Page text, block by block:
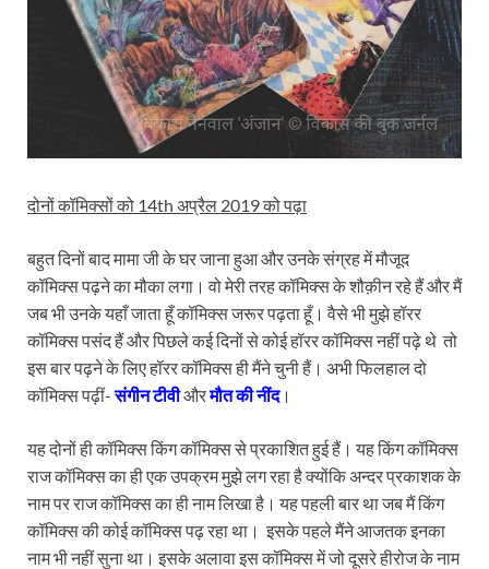
दोनों कॉमिक्सों को 14th अप्रैल 2019 को पढ़ा
बहुत दिनों बाद मामा जी के घर जाना हुआ और उनके संग्रह में मौजूद
कॉमिक्स पढ़ने का मौका लगा। वो मेरी तरह कॉमिक्स के शौक़ीन रहे हैं और मैं
जब भी उनके यहाँ जाता हूँ कॉमिक्स जरूर पढ़ता हूँ। वैसे भी मुझे हॉरर
कॉमिक्स पसंद हैं और पिछले कई दिनों से कोई हॉरर कॉमिक्स नहीं पढ़े थे तो
इस बार पढ़ने के लिए हॉरर कॉमिक्स ही मैंने चुनी हैं। अभी फिलहाल दो
कॉमिक्स पढ़ीं-संगीन टीवीऔरमौत की नींद।
यह दोनों ही कॉमिक्स किंग कॉमिक्स से प्रकाशित हुई हैं। यह किंग कॉमिक्स
राज कॉमिक्स का ही एक उपक्रम मुझे लग रहा है क्योंकि अन्दर प्रकाशक के
नाम पर राज कॉमिक्स का ही नाम लिखा है। यह पहली बार था जब मैं किंग
कॉमिक्स की कोई कॉमिक्स पढ़ रहा था। इसके पहले मैंने आजतक इनका
नाम भी नहीं सुना था। इसके अलावा इस कॉमिक्स में जो दूसरे हीरोज के नाम